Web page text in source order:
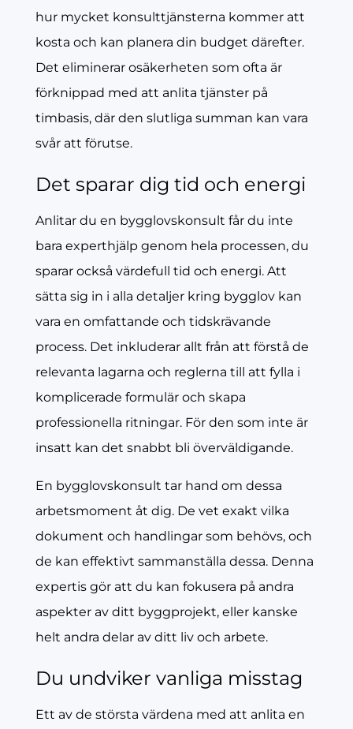
hur mycket konsulttjänsterna kommer att
kosta och kan planera din budget därefter.
Det eliminerar osäkerheten som ofta är
förknippad med att anlita tjänster på
timbasis, där den slutliga summan kan vara
svår att förutse.
Det sparar dig tid och energi
Anlitar du en bygglovskonsult får du inte
bara experthjälp genom hela processen, du
sparar också värdefull tid och energi. Att
sätta sig in i alla detaljer kring bygglov kan
vara en omfattande och tidskrävande
process. Det inkluderar allt från att förstå de
relevanta lagarna och reglerna till att fylla i
komplicerade formulär och skapa
professionella ritningar. För den som inte är
insatt kan det snabbt bli överväldigande.
En bygglovskonsult tar hand om dessa
arbetsmoment åt dig. De vet exakt vilka
dokument och handlingar som behövs, och
de kan effektivt sammanställa dessa. Denna
expertis gör att du kan fokusera på andra
aspekter av ditt byggprojekt, eller kanske
helt andra delar av ditt liv och arbete.
Du undviker vanliga misstag
Ett av de största värdena med att anlita en